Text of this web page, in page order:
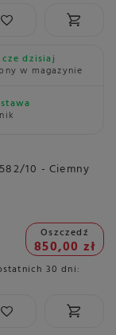
dzisiaj
w magazynie
10 - Ciemny
Oszczedź
850,00 zł
30 dni: